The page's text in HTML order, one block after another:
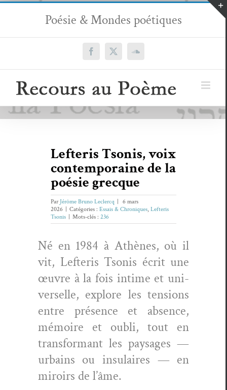
Passer
contenu
Poésie & Mondes poétiques
Facebook
X SoundCloud
Lefteris Tsonis, voix
contemporaine de la
poésie grecque
Par Jérôme Bruno Leclercq
6 mars
2026
Catégories : Essais & Chroniques, Lefteris
Tsonis
Mots-clés : 236
Né en 1984 à Athènes, où il
vit, Lef­t­eris Tso­nis écrit une
œuvre à la fois intime et uni­
verselle, explore lesten­sions
entre présence et absence,
mémoire et oubli, tout en
trans­for­mant les paysages —
urbains ou insu­laires — en
miroirs de l’âme.